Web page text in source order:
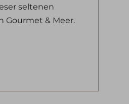
seltenen
Gourmet & Meer.